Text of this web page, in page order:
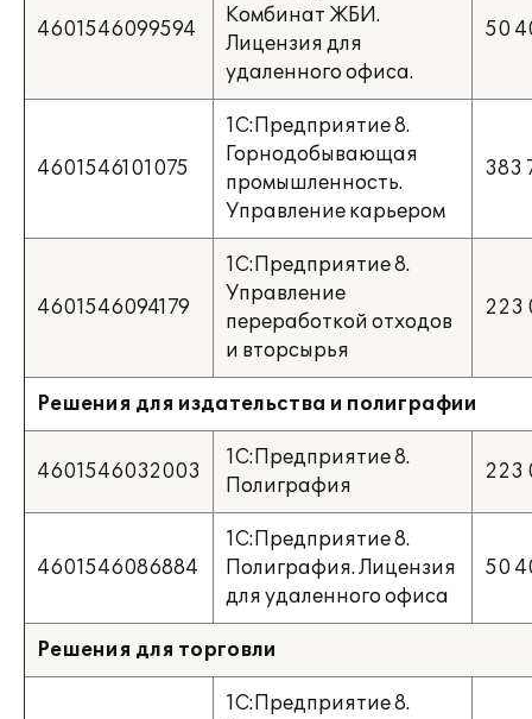
4601546099594
Комбинат ЖБИ.
Лицензия для
удаленного офиса.
50
4601546101075
1С:Предприятие 8.
Горнодобывающая
промышленность.
Управление карьером
383
4601546094179
1С:Предприятие 8.
Управление
переработкой отходов
и вторсырья
223
Решения для издательства и полиграфии
4601546032003
1С:Предприятие 8.
Полиграфия
223
4601546086884
1С:Предприятие 8.
Полиграфия. Лицензия
для удаленного офиса
50
Решения для торговли
1С:Предприятие 8.